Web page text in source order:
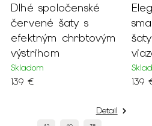
Dlhé spoločenské
červené šaty s
efektným chrbtovým
výstrihom
Skladom
139 €
Detail
139